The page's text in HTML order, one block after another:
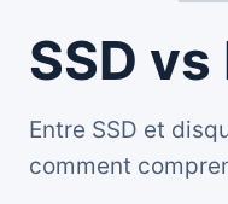
SSD
Entre SSD et
comment